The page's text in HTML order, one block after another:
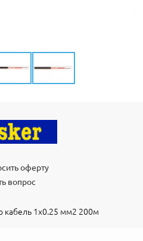
оферту
вопрос
1х0.25 мм2 200м